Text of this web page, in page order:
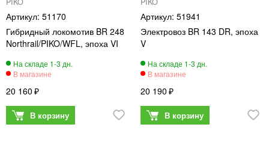
51170
Гибридный локомотив BR 248
Northrail/PIKO/WFL, эпоха VI
20 160
51941
Электровоз BR 143 DR, эпоха
V
20 190